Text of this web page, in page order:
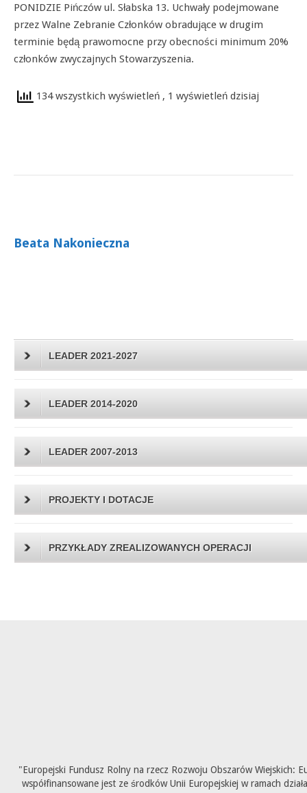
PONIDZIE Pińczów ul. Słabska 13. Uchwały podejmowane
przez Walne Zebranie Członków obradujące w drugim
terminie będą prawomocne przy obecności minimum 20%
członków zwyczajnych Stowarzyszenia.
134 wszystkich wyświetleń , 1 wyświetleń dzisiaj
Beata Nakonieczna
LEADER 2021-2027
LEADER 2014-2020
LEADER 2007-2013
PROJEKTY I DOTACJE
PRZYKŁADY ZREALIZOWANYCH OPERACJI
"Europejski Fundusz Rolny na rzecz Rozwoju Obszarów Wiejskich:
współfinansowane jest ze środków Unii Europejskiej w ramach